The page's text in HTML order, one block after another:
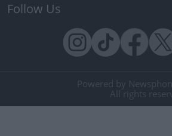
Follow Us
Powered by
All rights